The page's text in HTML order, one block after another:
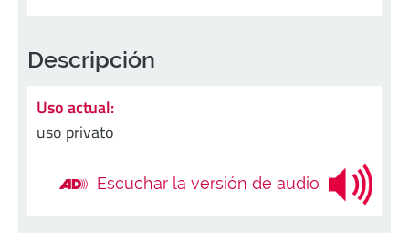
Descripción
Uso actual:
uso privato
Escuchar la versión de audio